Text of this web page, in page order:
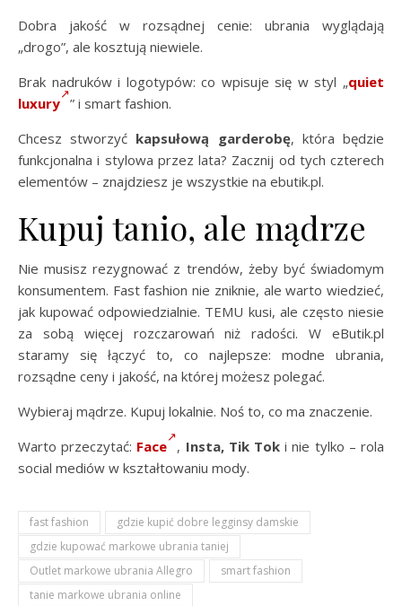
Dobra jakość w rozsądnej cenie: ubrania wyglądają
„drogo”, ale kosztują niewiele.
Brak nadruków i logotypów: co wpisuje się w styl „quiet
luxury ” i smart fashion.
Chcesz stworzyć kapsułową garderobę, która będzie
funkcjonalna i stylowa przez lata? Zacznij od tych czterech
elementów – znajdziesz je wszystkie na ebutik.pl.
Kupuj tanio, ale mądrze
Nie musisz rezygnować z trendów, żeby być świadomym
konsumentem. Fast fashion nie zniknie, ale warto wiedzieć,
jak kupować odpowiedzialnie. TEMU kusi, ale często niesie
za sobą więcej rozczarowań niż radości. W eButik.pl
staramy się łączyć to, co najlepsze: modne ubrania,
rozsądne ceny i jakość, na której możesz polegać.
Wybieraj mądrze. Kupuj lokalnie. Noś to, co ma znaczenie.
Warto przeczytać: Face , Insta, Tik Tok i nie tylko – rola
social mediów w kształtowaniu mody.
fast fashion
gdzie kupić dobre legginsy damskie
gdzie kupować markowe ubrania taniej
Outlet markowe ubrania Allegro
smart fashion
tanie markowe ubrania online